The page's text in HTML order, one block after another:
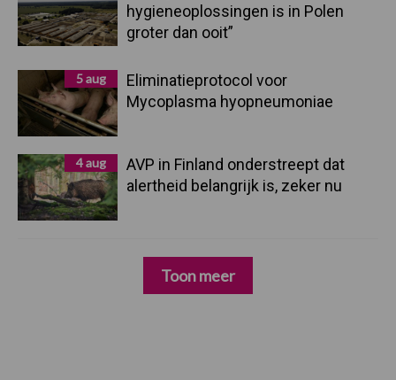
hygieneoplossingen is in Polen
groter dan ooit”
5 aug
Eliminatieprotocol voor
Mycoplasma hyopneumoniae
4 aug
AVP in Finland onderstreept dat
alertheid belangrijk is, zeker nu
Toon meer